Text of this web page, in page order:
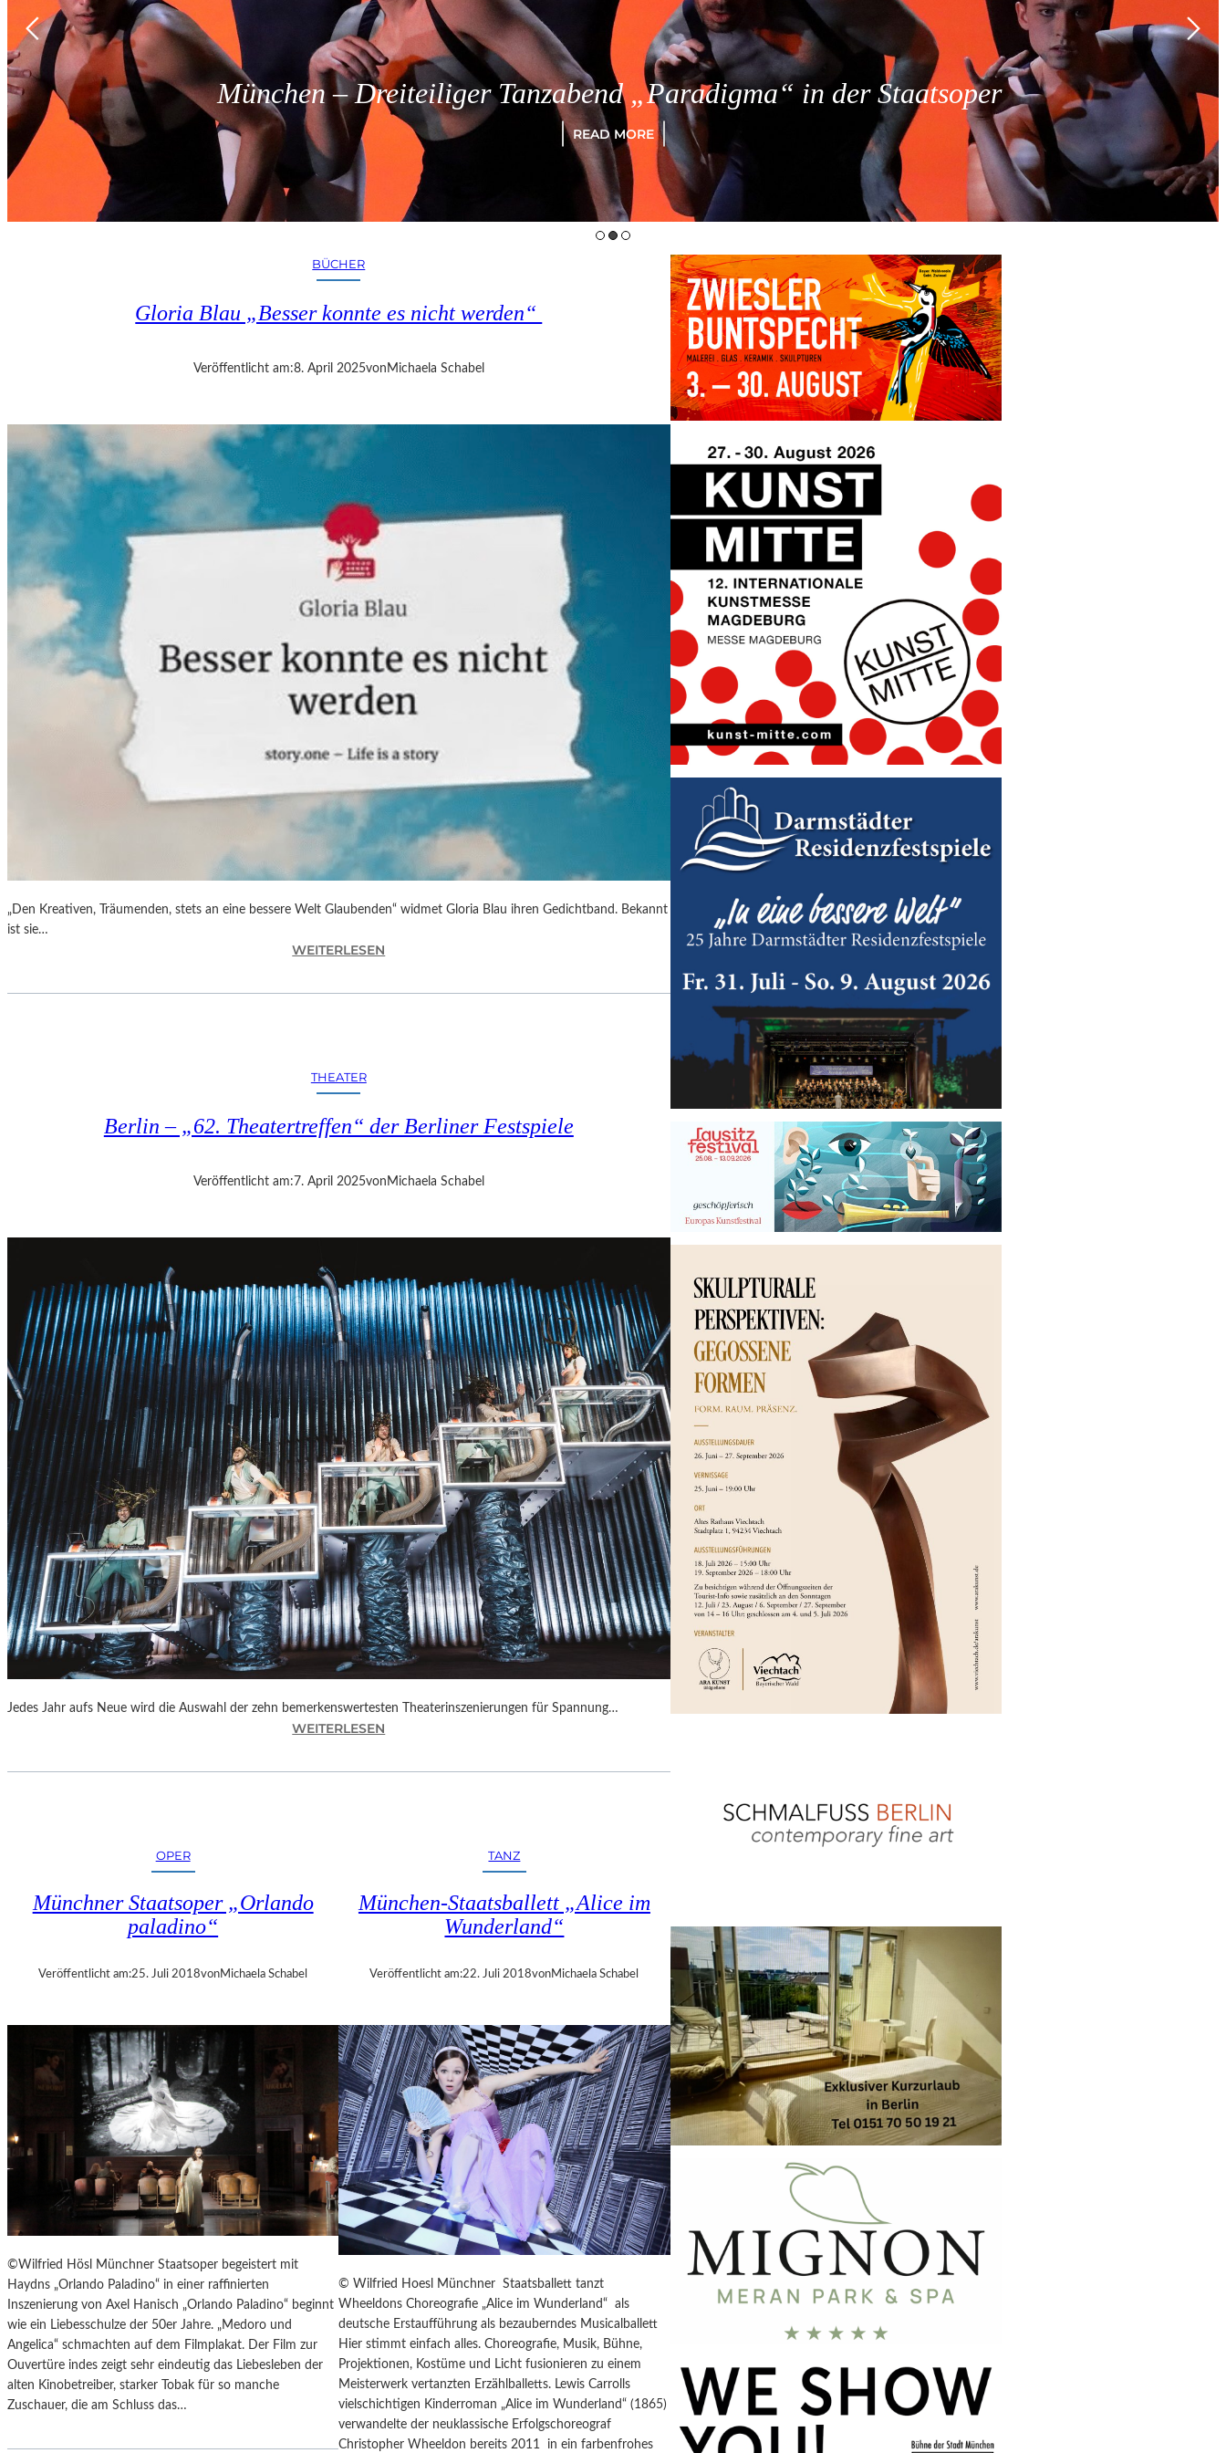
München – Dreiteiliger Tanzabend „Paradigma“ in der Staatsoper
READ MORE
BÜCHER
Gloria Blau „Besser konnte es nicht werden“
Veröffentlicht am:8. April 2025von Michaela Schabel
„Den Kreativen, Träumenden, stets an eine bessere Welt Glaubenden“ widmet Gloria Blau ihren Gedichtband. Bekannt
ist sie…
WEITERLESEN
L
A
B
R
K
O
N
N
T
E
E
S
N
I
C
H
T
W
E
R
D
E
N
THEATER
Berlin – „62. Theatertreffen“ der Berliner Festspiele
Veröffentlicht am: 7. April 2025von Michaela Schabel
Jedes Jahr aufs Neue wird die Auswahl der zehn bemerkenswertesten Theaterinszenierungen für Spannung…
WEITERLESEN
E
6
T
A
T
E
R
T
R
E
F
F
E
“
E
R
B
E
R
L
I
N
OPER
Münchner Staatsoper „Orlando
paladino“
Veröffentlicht am:25. Juli 2018vonMichaela Schabel
©Wilfried Hösl Münchner Staatsoper begeistert mit
Haydns „Orlando Paladino“ in einer raffinierten
Inszenierung von Axel Hanisch „Orlando Paladino“ beginnt
wie ein Liebesschulze der 50er Jahre. „Medoro und
Angelica“ schmachten auf dem Filmplakat. Der Film zur
Ouvertüre indes zeigt sehr eindeutig das Liebesleben der
alten Kinobetreiber, starker Tobak für so manche
Zuschauer, die am Schluss das…
TANZ
München-Staatsballett „Alice im
Wunderland“
Veröffentlicht am:22. Juli 2018vonMichaela Schabel
© Wilfried Hoesl Münchner Staatsballett tanzt
Wheeldons Choreografie „Alice im Wunderland“ als
deutsche Erstaufführung als bezauberndes Musicalballett
Hier stimmt einfach alles. Choreografie, Musik, Bühne,
Projektionen, Kostüme und Licht fusionieren zu einem
Meisterwerk vertanzten Erzählballetts. Lewis Carrolls
vielschichtigen Kinderroman „Alice im Wunderland“ (1865)
verwandelte der neuklassische Erfolgschoreograf
Christopher Wheeldon bereits 2011 in ein farbenfrohes